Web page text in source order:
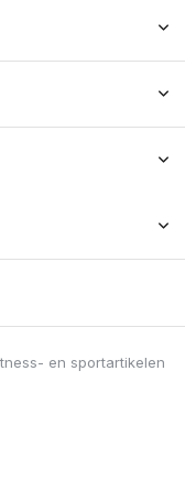
en sportartikelen